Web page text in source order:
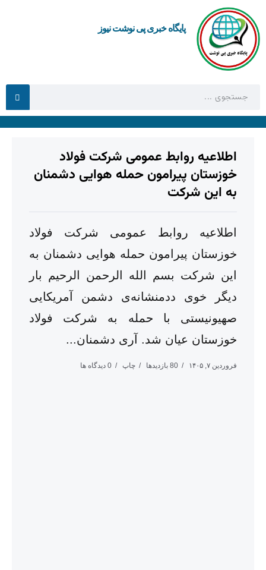
پایگاه خبری پی نوشت نیوز
اطلاعیه روابط عمومی شرکت فولاد
خوزستان پیرامون حمله هوایی دشمنان
به این شرکت
اطلاعیه روابط عمومی شرکت فولاد
خوزستان پیرامون حمله هوایی دشمنان به
این شرکت بسم الله الرحمن الرحیم بار
دیگر خوی ددمنشانه‌ی دشمن آمریکایی
صهیونیستی با حمله به شرکت فولاد
خوزستان عیان شد. آری دشمنان...
فروردین ۷, ۱۴۰۵ 80 بازدیدها چاپ 0 دیدگاه ها